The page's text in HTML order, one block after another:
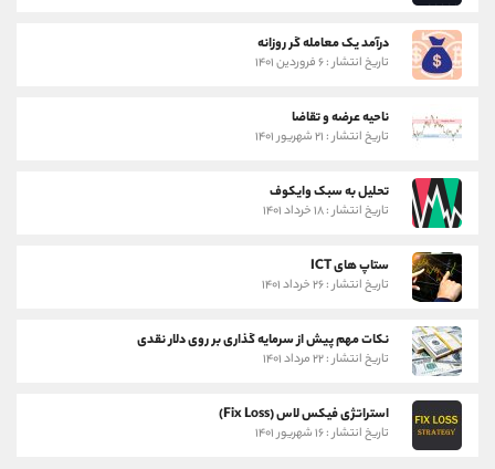
درآمد یک معامله گر روزانه
تاریخ انتشار : ۶ فروردین ۱۴۰۱
ناحیه عرضه و تقاضا
تاریخ انتشار : ۲۱ شهریور ۱۴۰۱
تحلیل به سبک وایکوف
تاریخ انتشار : ۱۸ خرداد ۱۴۰۱
ستاپ های ICT
تاریخ انتشار : ۲۶ خرداد ۱۴۰۱
نکات مهم پیش از سرمایه گذاری بر روی دلار نقدی
تاریخ انتشار : ۲۲ مرداد ۱۴۰۱
استراتژی فیکس لاس (Fix Loss)
تاریخ انتشار : ۱۶ شهریور ۱۴۰۱